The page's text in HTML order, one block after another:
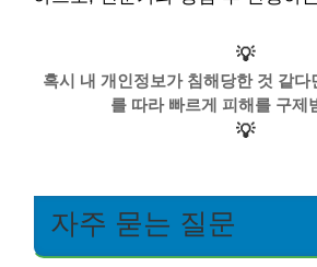
💡
혹시 내 개인정보가 침해당한 것 같다
를 따라 빠르게 피해를 구제
💡
자주 묻는 질문